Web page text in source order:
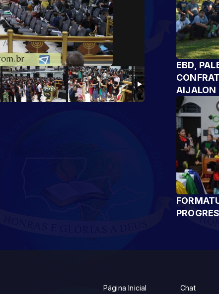
EBD,
AIJALON
Página Inicial Chat